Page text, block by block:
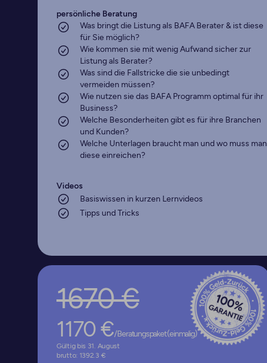
persönliche Beratung
Was bringt die Listung als BAFA Berater & ist diese
für Sie möglich?
Wie kommen sie mit wenig Aufwand sicher zur
Listung als Berater?
Was sind die Fallstricke die sie unbedingt
vermeiden müssen?
Wie nutzen sie das BAFA Programm optimal für ihr
Business?
Welche Besonderheiten gibt es für ihre Branchen
und Kunden?
Welche Unterlagen braucht man und wo muss man
diese einreichen?
Videos
Basiswissen in kurzen Lernvideos
Tipps und Tricks
1670 €
1170 €/ Beratungspaket (einmalig)
*
Gültig bis 31. August
brutto: 1392.3 €